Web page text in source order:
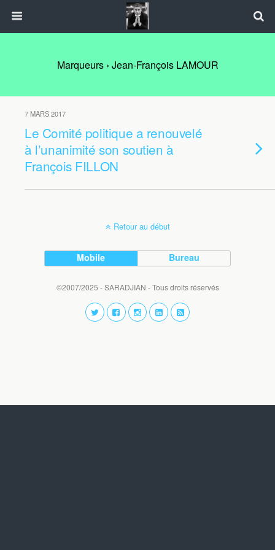
Marqueurs › Jean-François LAMOUR
7 MARS 2017
Le Comité politique a renouvelé
à l’unanimité son soutien à
François FILLON
Retour au début
Mobile Bureau
©2007/2025 - SARADJIAN - Tous droits réservés